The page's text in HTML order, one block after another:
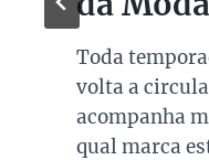
Toda
volta a
acompanha
qual marca